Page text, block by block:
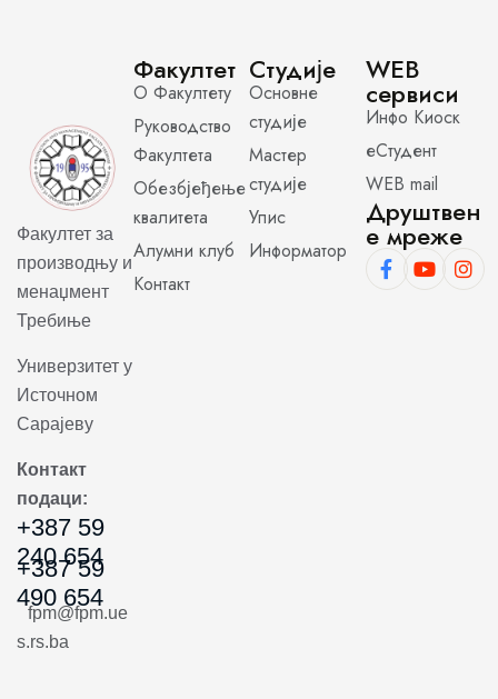
Факултет за
производњу и
менаџмент
Требиње
Универзитет у
Источном
Сарајеву
Контакт
подаци:
+387 59
240 654
+387 59
490 654
fpm@fpm.ue
s.rs.ba
Факултет
О Факултету
Руководство
Факултета
Обезбјеђење
квалитета
Алумни клуб
Контакт
Студије
Основне
студије
Мастер
студије
Упис
Информатор
WEB
сервиси
Инфо Киоск
еСтудент
WEB mail
Друштвен
е мреже